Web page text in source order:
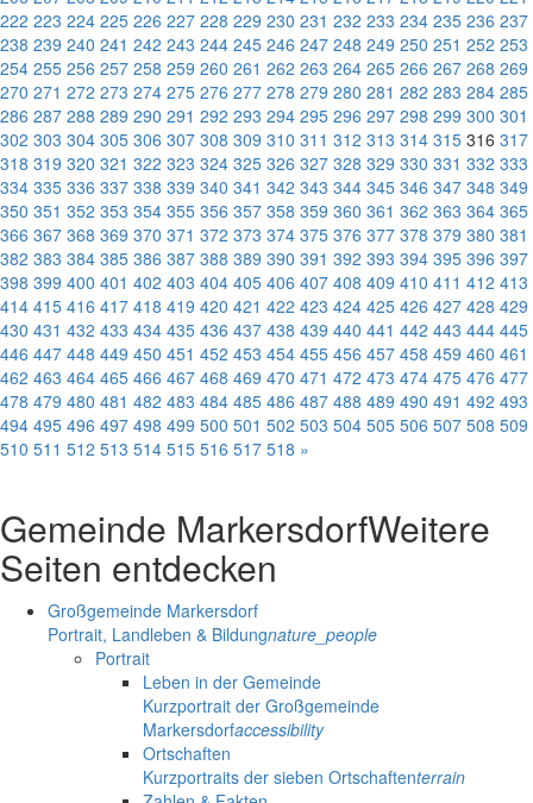
222 223 224 225 226 227 228 229 230 231 232 233 234 235 236 237
238 239 240 241 242 243 244 245 246 247 248 249 250 251 252 253
254 255 256 257 258 259 260 261 262 263 264 265 266 267 268 269
270 271 272 273 274 275 276 277 278 279 280 281 282 283 284 285
286 287 288 289 290 291 292 293 294 295 296 297 298 299 300 301
302 303 304 305 306 307 308 309 310 311 312 313 314 315 316 317
318 319 320 321 322 323 324 325 326 327 328 329 330 331 332 333
334 335 336 337 338 339 340 341 342 343 344 345 346 347 348 349
350 351 352 353 354 355 356 357 358 359 360 361 362 363 364 365
366 367 368 369 370 371 372 373 374 375 376 377 378 379 380 381
382 383 384 385 386 387 388 389 390 391 392 393 394 395 396 397
398 399 400 401 402 403 404 405 406 407 408 409 410 411 412 413
414 415 416 417 418 419 420 421 422 423 424 425 426 427 428 429
430 431 432 433 434 435 436 437 438 439 440 441 442 443 444 445
446 447 448 449 450 451 452 453 454 455 456 457 458 459 460 461
462 463 464 465 466 467 468 469 470 471 472 473 474 475 476 477
478 479 480 481 482 483 484 485 486 487 488 489 490 491 492 493
494 495 496 497 498 499 500 501 502 503 504 505 506 507 508 509
510 511 512 513 514 515 516 517 518 »
Gemeinde MarkersdorfWeitere
Seiten entdecken
Großgemeinde Markersdorf
Portrait, Landleben & Bildungnature_people
Portrait
Leben in der Gemeinde
Kurzportrait der Großgemeinde
Markersdorfaccessibility
Ortschaften
Kurzportraits der sieben Ortschaftenterrain